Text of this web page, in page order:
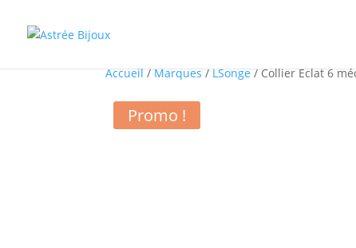
Accueil/Marques/LSonge/ Collier Eclat 6
Promo !